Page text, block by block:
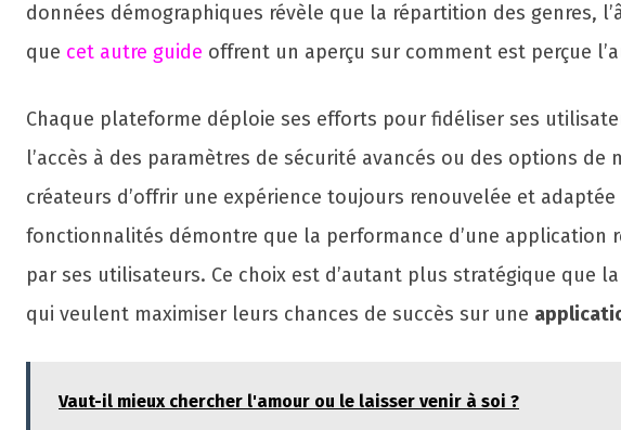
données démographiques révèle que la répartition des genres,
que cet autre guide offrent un aperçu sur comment est perçue
Chaque plateforme déploie ses efforts pour fidéliser ses
l’accès à des paramètres de sécurité avancés ou des options
créateurs d’offrir une expérience toujours renouvelée et
fonctionnalités démontre que la performance d’une application
par ses utilisateurs. Ce choix est d’autant plus stratégique que
qui veulent maximiser leurs chances de succès sur une
Vaut-il mieux chercher l'amour ou le laisser venir à soi ?